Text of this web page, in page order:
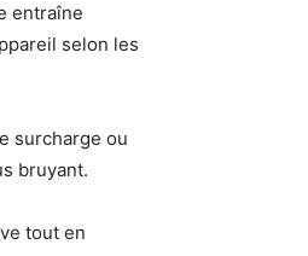
entraîne
selon les
surcharge ou
bruyant.
tout en